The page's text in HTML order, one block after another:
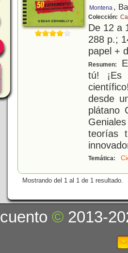
Montena ,
Colección:
De 12 a
288 p.;
papel +
Resumen:
tú! ¡Es
desde
plátano
teorías
Temática:
Mostrando del 1 al 1 de 1 resultado.
cuento© 2013-